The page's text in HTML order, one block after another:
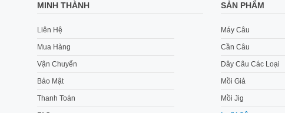
MINH THÀNH
Liên Hệ
Mua Hàng
Vận Chuyển
Bảo Mật
Thanh Toán
SẢN PHẨM
Máy Câu
Cần Câu
Dây Câu Các Loại
Mồi Giả
Mồi Jig